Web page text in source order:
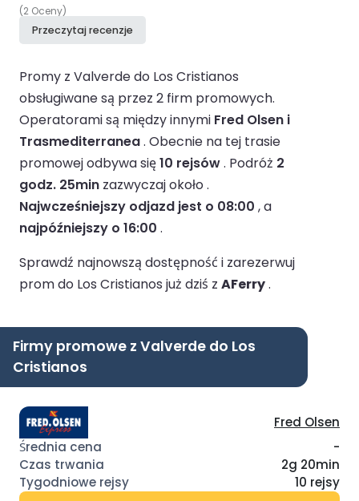
(2 Oceny)
Przeczytaj recenzje
Promy z Valverde do Los Cristianos
obsługiwane są przez 2 firm promowych.
Operatorami są między innymi Fred Olsen i
Trasmediterranea. Obecnie na tej trasie
promowej odbywa się10 rejsów. Podróż 2
godz. 25min zazwyczaj około .
Najwcześniejszy odjazd jest o 08:00 , a
najpóźniejszy o 16:00 .
Sprawdź najnowszą dostępność i zarezerwuj
prom do Los Cristianos już dziś z AFerry.
Firmy promowe z Valverde do Los
Cristianos
Fred Olsen
-
2g 20min
10 rejsy